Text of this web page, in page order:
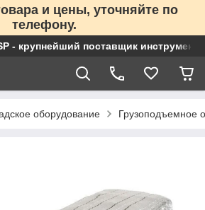
и цены, уточняйте по
телефону.
- крупнейший поставщик
оборудование Грузоподъемное